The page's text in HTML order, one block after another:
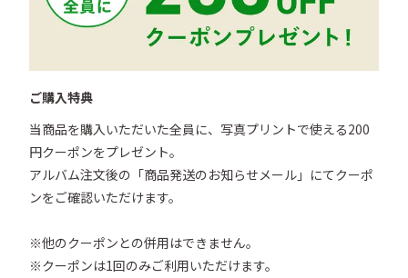
ご購入特典
当商品を購入いただいた全員に、写真プリントで使える200
円クーポンをプレゼント。
アルバム注文後の「商品発送のお知らせメール」にてクーポ
ンをご確認いただけます。
※他のクーポンとの併用はできません。
※クーポンは1回のみご利用いただけます。